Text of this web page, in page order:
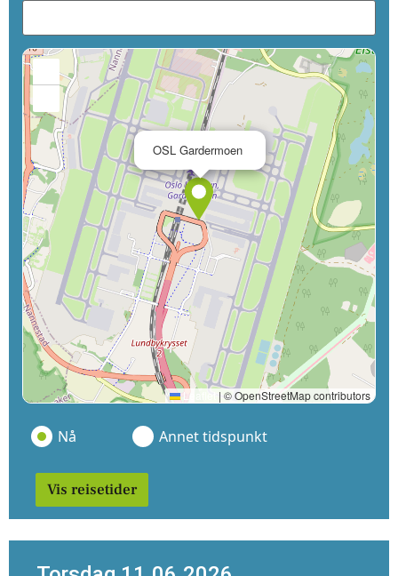
OSL Gardermoen
Leaflet | © OpenStreetMap contributors
Nå Annet tidspunkt
Vis reisetider